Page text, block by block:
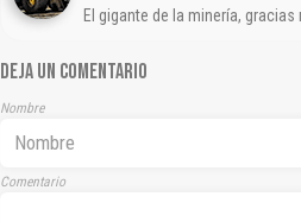
El gigante de la minería,
DEJA UN COMENTARIO
Nombre
Comentario